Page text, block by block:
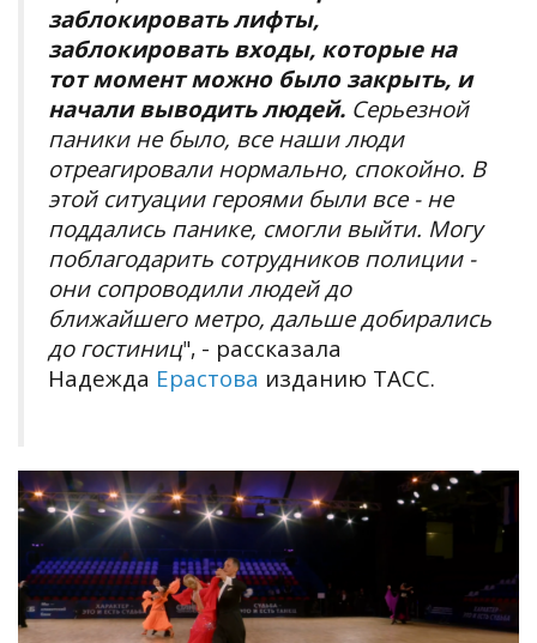
заблокировать лифты,
заблокировать входы, которые на
тот момент можно было закрыть, и
начали выводить людей. Серьезной
паники не было, все наши люди
отреагировали нормально, спокойно. В
этой ситуации героями были все - не
поддались панике, смогли выйти. Могу
поблагодарить сотрудников полиции -
они сопроводили людей до
ближайшего метро, дальше добирались
до гостиниц", - рассказала
Надежда Ерастова изданию ТАСС.